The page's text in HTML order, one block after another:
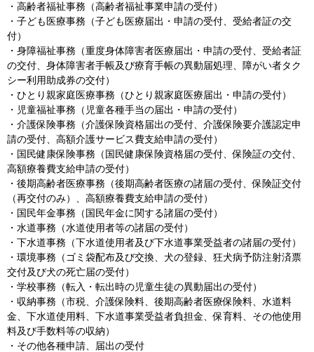
・高齢者福祉事務（高齢者福祉事業申請の受付）
・子ども医療事務（子ども医療届出・申請の受付、受給者証の交
付）
・身障福祉事務（重度身体障害者医療届出・申請の受付、受給者証
の交付、身体障害者手帳及び療育手帳の異動届処理、障がい者タク
シー利用助成券の交付）
・ひとり親家庭医療事務（ひとり親家庭医療届出・申請の受付）
・児童福祉事務（児童各種手当の届出・申請の受付）
・介護保険事務（介護保険資格届出の受付、介護保険要介護認定申
請の受付、高額介護サービス費支給申請の受付）
・国民健康保険事務（国民健康保険資格届の受付、保険証の交付、
高額療養費支給申請の受付）
・後期高齢者医療事務（後期高齢者医療の諸届の受付、保険証交付
（再交付のみ）、高額療養費支給申請の受付）
・国民年金事務（国民年金に関する諸届の受付）
・水道事務（水道使用者等の諸届の受付）
・下水道事務（下水道使用者及び下水道事業受益者の諸届の受付）
・環境事務（ゴミ袋配布及び交換、犬の登録、狂犬病予防注射済票
交付及び犬の死亡届の受付）
・学校事務（転入・転出時の児童生徒の異動届出の受付）
・収納事務（市税、介護保険料、後期高齢者医療保険料、水道料
金、下水道使用料、下水道事業受益者負担金、保育料、その他使用
料及び手数料等の収納）
・その他各種申請、届出の受付